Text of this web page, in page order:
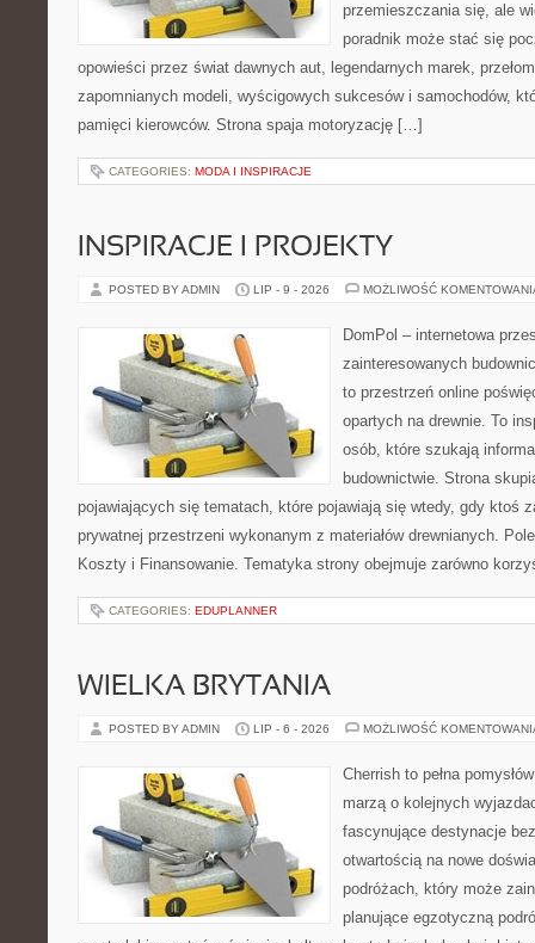
przemieszczania się, ale
poradnik może stać się
opowieści przez świat dawnych aut, legendarnych marek,
zapomnianych modeli, wyścigowych sukcesów i samochodów,
pamięci kierowców. Strona spaja motoryzację […]
CATEGORIES: MODA I INSPIRACJE
INSPIRACJE I PROJEKTY
POSTED BY ADMIN LIP - 9 - 2026 MOŻLIWOŚĆ
DomPol – internetowa
zainteresowanych
to przestrzeń online
opartych na drewnie. To
osób, które szukają
budownictwie. Strona
pojawiających się tematach, które pojawiają się wtedy, gdy ktoś
prywatnej przestrzeni wykonanym z materiałów drewnianych.
Koszty i Finansowanie. Tematyka strony obejmuje zarówno
CATEGORIES: EDUPLANNER
WIELKA BRYTANIA
POSTED BY ADMIN LIP - 6 - 2026 MOŻLIWOŚĆ
Cherrish to pełna
marzą o kolejnych
fascynujące destynacje
otwartością na nowe
podróżach, który może
planujące egzotyczną